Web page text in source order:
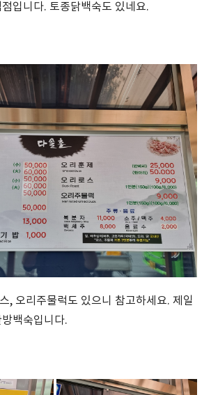
입니다. 토종닭백숙도 있네요.
, 오리주물럭도 있으니 참고하세요. 제일
백숙입니다.